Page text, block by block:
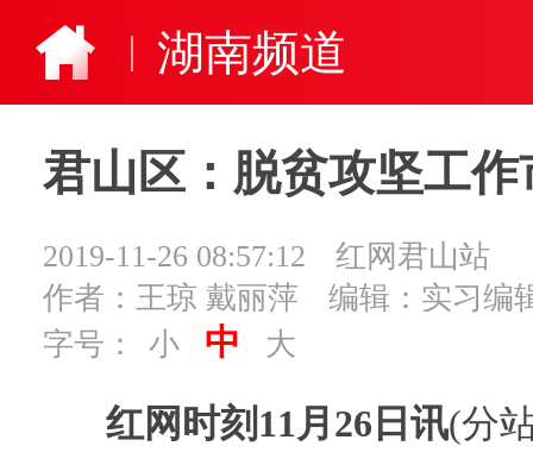
湖南频道
君山区：脱贫攻坚工
2019-11-26 08:57:12
红网君山站
作者：王琼 戴丽萍
编辑：实习编
字号：
小 中 大
红网时刻11月26日讯(分